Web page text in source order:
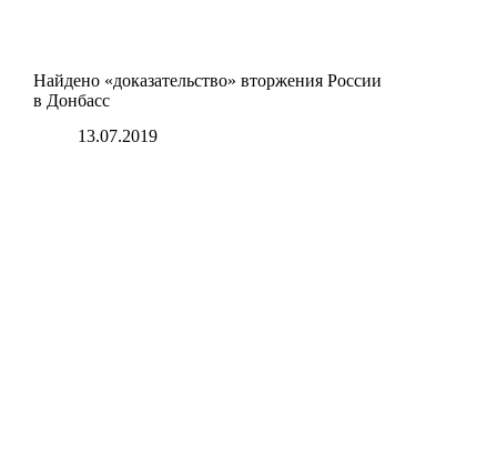
Найдено «доказательство» вторжения России
в Донбасс
13.07.2019